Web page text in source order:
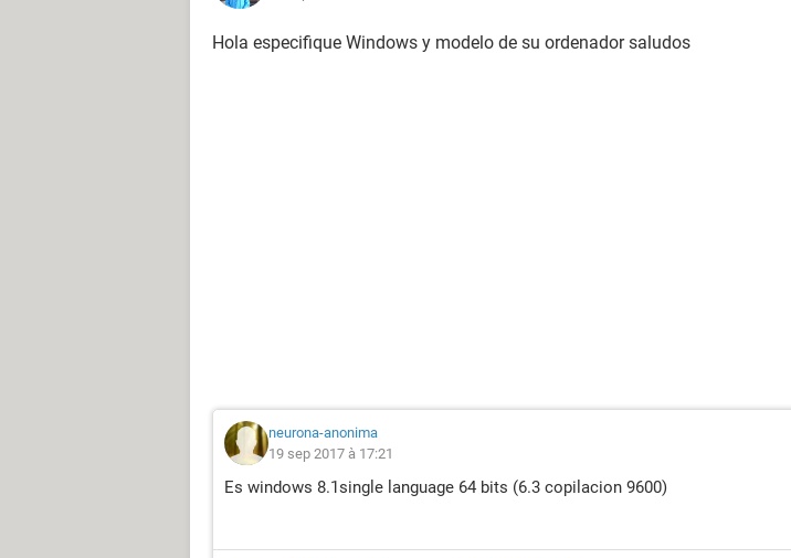
Hola especifique Windows y modelo de su ordenador saludos
neurona-anonima
19 sep 2017 à 17:21
Es windows 8.1single language 64 bits (6.3 copilacion 9600)